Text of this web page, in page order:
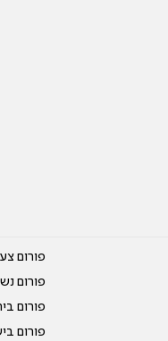
פורום
פורום
פורום
פורום